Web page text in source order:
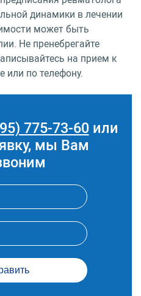
динамики в лечении
может быть
Не пренебрегайте
на прием к
или по телефону.
775-73-60или
мы Вам